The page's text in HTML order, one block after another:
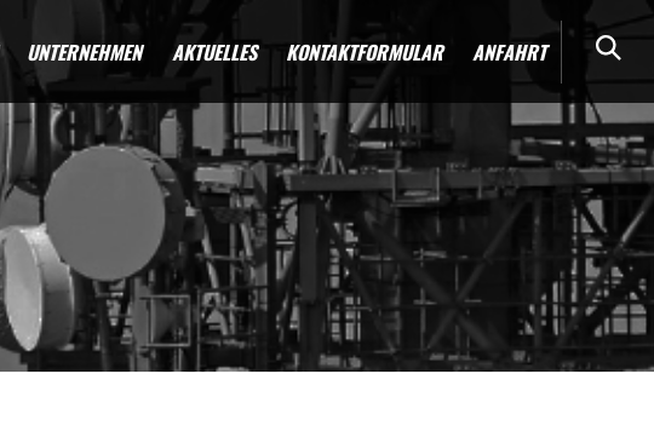
UNTERNEHMEN AKTUELLES KONTAKTFORMULAR ANFAHRT